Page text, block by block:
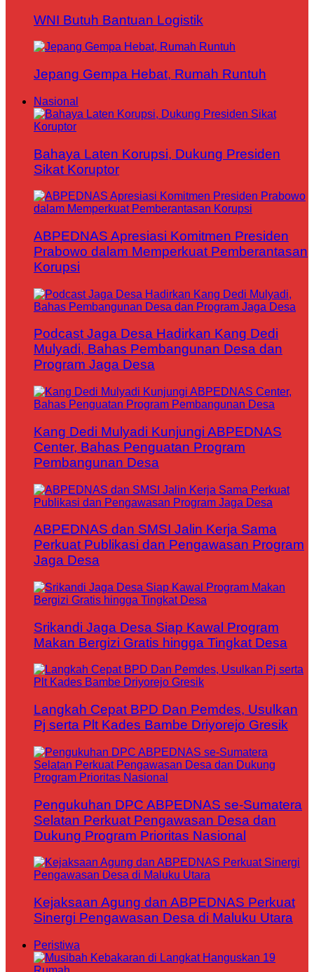
WNI Butuh Bantuan Logistik
Jepang Gempa Hebat, Rumah Runtuh
Nasional
Bahaya Laten Korupsi, Dukung Presiden
Sikat Koruptor
ABPEDNAS Apresiasi Komitmen Presiden
Prabowo dalam Memperkuat Pemberantasan
Korupsi
Podcast Jaga Desa Hadirkan Kang Dedi
Mulyadi, Bahas Pembangunan Desa dan
Program Jaga Desa
Kang Dedi Mulyadi Kunjungi ABPEDNAS
Center, Bahas Penguatan Program
Pembangunan Desa
ABPEDNAS dan SMSI Jalin Kerja Sama
Perkuat Publikasi dan Pengawasan Program
Jaga Desa
Srikandi Jaga Desa Siap Kawal Program
Makan Bergizi Gratis hingga Tingkat Desa
Langkah Cepat BPD Dan Pemdes, Usulkan
Pj serta Plt Kades Bambe Driyorejo Gresik
Pengukuhan DPC ABPEDNAS se-Sumatera
Selatan Perkuat Pengawasan Desa dan
Dukung Program Prioritas Nasional
Kejaksaan Agung dan ABPEDNAS Perkuat
Sinergi Pengawasan Desa di Maluku Utara
Peristiwa